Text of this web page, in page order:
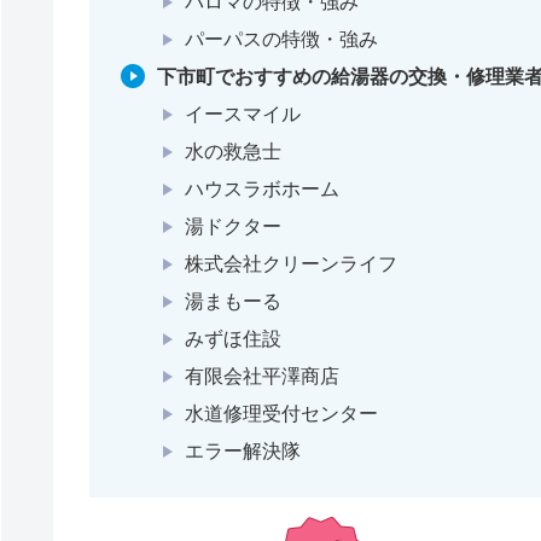
パーパスの特徴・強み
下市町でおすすめの給湯器の交換・修理業
イースマイル
水の救急士
ハウスラボホーム
湯ドクター
株式会社クリーンライフ
湯まもーる
みずほ住設
有限会社平澤商店
水道修理受付センター
エラー解決隊